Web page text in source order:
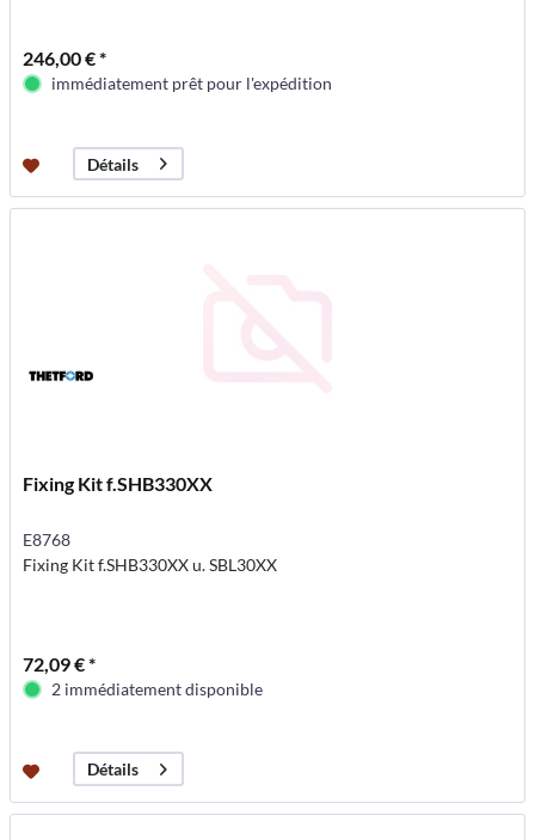
246,00 € *
immédiatement prêt pour l'expédition
Détails
Fixing Kit f.SHB330XX
E8768
Fixing Kit f.SHB330XX u. SBL30XX
72,09 € *
2 immédiatement disponible
Détails